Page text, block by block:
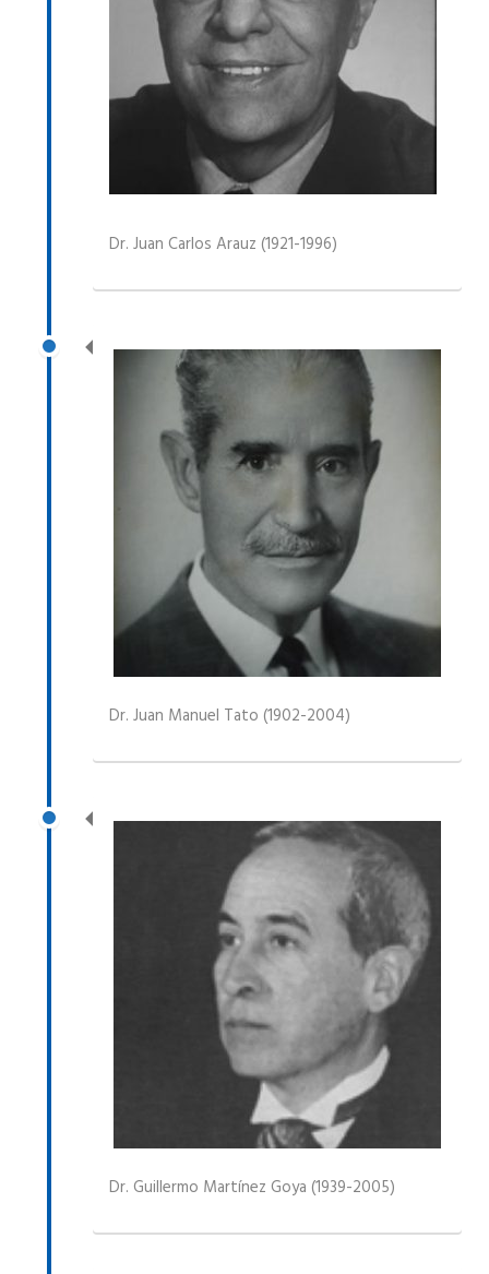
Dr. Juan Carlos Arauz (1921-1996)
Dr. Juan Manuel Tato (1902-2004)
Dr. Guillermo Martínez Goya (1939-2005)